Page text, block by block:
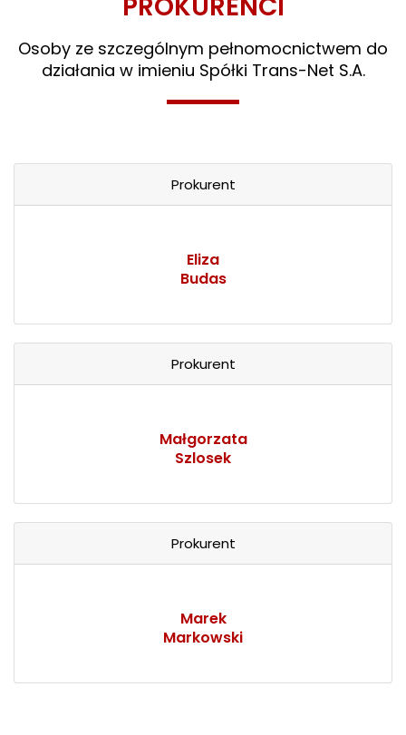
Osoby ze szczególnym pełnomocnictwem do
działania w imieniu Spółki Trans-Net S.A.
Prokurent
Eliza
Budas
Prokurent
Małgorzata
Szlosek
Prokurent
Marek
Markowski